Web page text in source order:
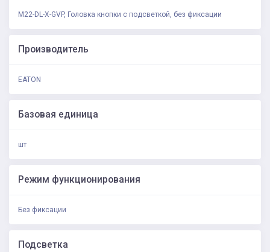
M22-DL-X-GVP, Головка кнопки с подсветкой, без фиксации
Производитель
EATON
Базовая единица
шт
Режим функционирования
Без фиксации
Подсветка